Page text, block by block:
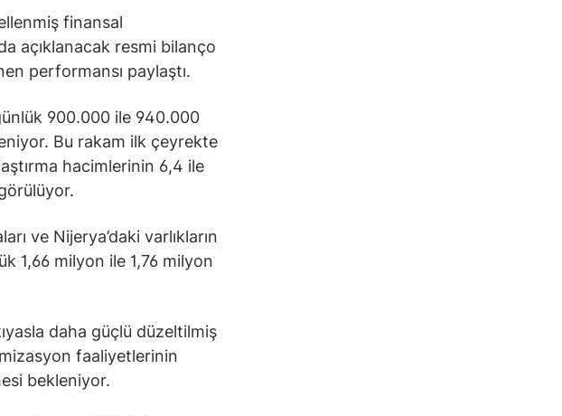
finansal
açıklanacak resmi bilanço
performansı paylaştı.
900.000 ile 940.000
Bu rakam ilk çeyrekte
hacimlerinin 6,4 ile
ve Nijerya’daki varlıkların
1,66 milyon ile 1,76 milyon
daha güçlü düzeltilmiş
faaliyetlerinin
bekleniyor.